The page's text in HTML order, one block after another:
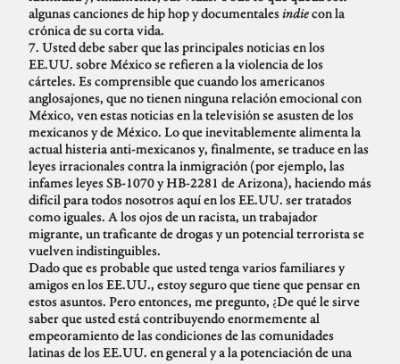
algunas canciones de hip hop y documentalesindiecon la
crónica de su corta vida.
7. Usted debe saber que las principales noticias en los
EE.UU. sobre México se refieren a la violencia de los
cárteles. Es comprensible que cuando los americanos
anglosajones, que no tienen ninguna relación emocional con
México, ven estas noticias en la televisión se asusten de los
mexicanos y de México. Lo que inevitablemente alimenta la
actual histeria anti-mexicanos y, finalmente, se traduce en las
leyes irracionales contra la inmigración (por ejemplo, las
infames leyes SB-1070 y HB-2281 de Arizona), haciendo más
difícil para todos nosotros aquí en los EE.UU. ser tratados
como iguales. A los ojos de un racista, un trabajador
migrante, un traficante de drogas y un potencial terrorista se
vuelven indistinguibles.
Dado que es probable que usted tenga varios familiares y
amigos en los EE.UU., estoy seguro que tiene que pensar en
estos asuntos. Pero entonces, me pregunto, ¿De qué le sirve
saber que usted está contribuyendo enormemente al
empeoramiento de las condiciones de las comunidades
latinas de los EE.UU. en general y a la potenciación de una